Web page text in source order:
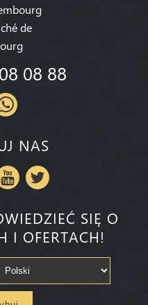
de
08 88
NAS
SIĘ O
I OFERTACH!